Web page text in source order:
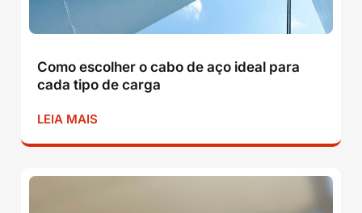
Como escolher o cabo de aço ideal para
cada tipo de carga
LEIA MAIS